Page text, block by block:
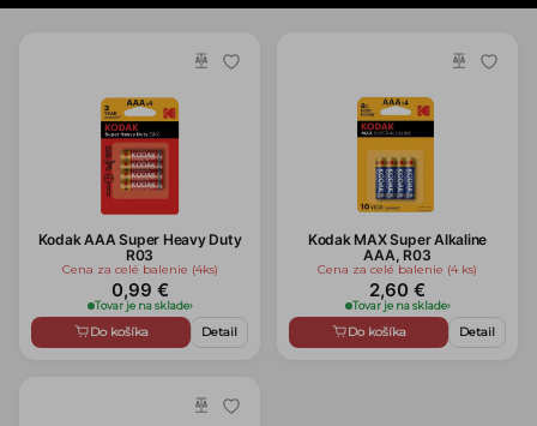
Kodak AAA Super Heavy Duty
R03
Cena za celé balenie (4ks)
0,99 €
Tovar je na sklade›
Do košíka Detail
Kodak MAX Super Alkaline
AAA, R03
Cena za celé balenie (4 ks)
2,60 €
Tovar je na sklade›
Do košíka Detail